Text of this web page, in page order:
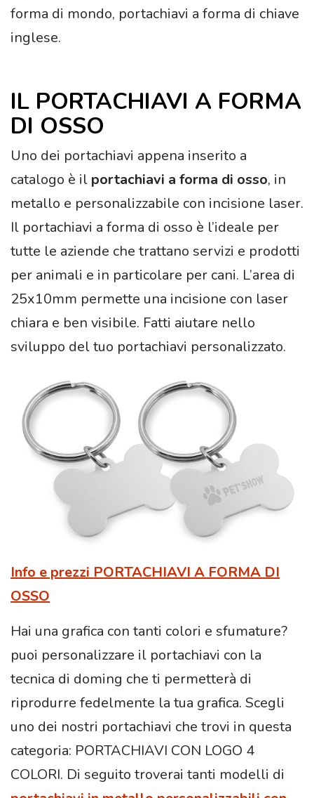
forma di mondo, portachiavi a forma di chiave
inglese.
IL PORTACHIAVI A FORMA
DI OSSO
Uno dei portachiavi appena inserito a
catalogo è il portachiavi a forma di osso, in
metallo e personalizzabile con incisione laser.
Il portachiavi a forma di osso è l’ideale per
tutte le aziende che trattano servizi e prodotti
per animali e in particolare per cani. L’area di
25x10mm permette una incisione con laser
chiara e ben visibile. Fatti aiutare nello
sviluppo del tuo portachiavi personalizzato.
Info e prezzi PORTACHIAVI A FORMA DI
OSSO
Hai una grafica con tanti colori e sfumature?
puoi personalizzare il portachiavi con la
tecnica di doming che ti permetterà di
riprodurre fedelmente la tua grafica. Scegli
uno dei nostri portachiavi che trovi in questa
categoria: PORTACHIAVI CON LOGO 4
COLORI. Di seguito troverai tanti modelli di